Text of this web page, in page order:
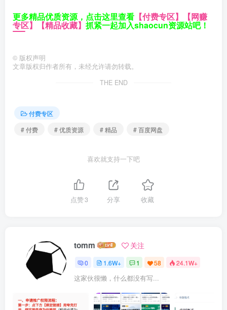
更多精品优质资源，点击这里查看 【付费专区】 【网赚
专区】 【精品收藏】 抓紧一起加入shaocun资源站吧！
© 版权声明
文章版权归作者所有，未经允许请勿转载。
THE END
付费专区
# 付费
# 优质资源 # 精品 # 百度网盘
喜欢就支持一下吧
点赞3 分享 收藏
tomm 关注
0 1.6W+ 1 58 24.1W+
这家伙很懒，什么都没有写...